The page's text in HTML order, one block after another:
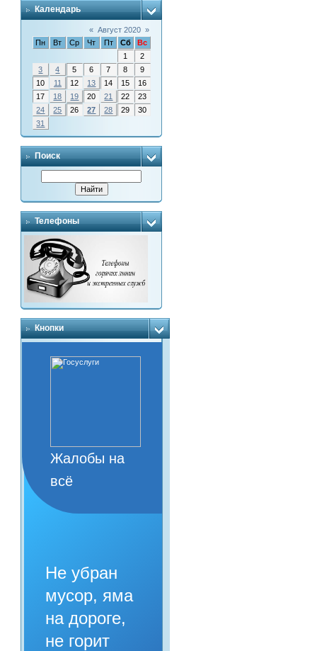
Календарь
« Август 2020 »
Пн
Вт Ср Чт Пт Сб
Вс
1
2
3
4 5 6 7 8
9
10
11 12 13 14 15
16
17
18 19 20 21 22
23
24
25 26 27 28 29
30
31
Поиск
Телефоны
Кнопки
Жалобы на
всё
Не убран
мусор, яма
на дороге,
не горит